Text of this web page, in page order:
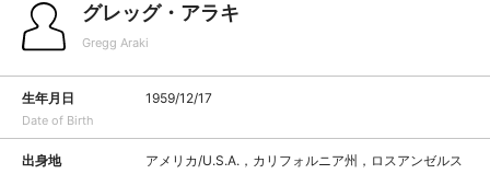
グレッグ・アラキ
Gregg Araki
生年月日
Date of Birth
1959/12/17
出身地 アメリカ/U.S.A.，カリフォルニア州，ロスアンゼルス